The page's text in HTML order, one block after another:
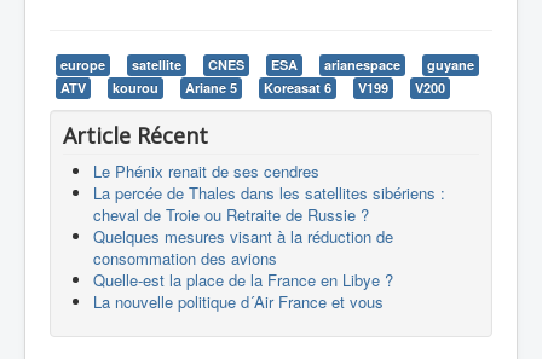
europe satellite CNES ESA arianespace
guyane
ATV
kourou Ariane 5 Koreasat 6 V199 V200
Article Récent
Le Phénix renait de ses cendres
La percée de Thales dans les satellites sibériens :
cheval de Troie ou Retraite de Russie ?
Quelques mesures visant à la réduction de
consommation des avions
Quelle-est la place de la France en Libye ?
La nouvelle politique d´Air France et vous